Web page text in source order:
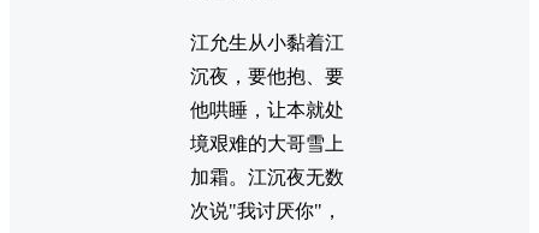
江允生从小黏着江
沉夜，要他抱、要
他哄睡，让本就处
境艰难的大哥雪上
加霜。江沉夜无数
次说"我讨厌你"，